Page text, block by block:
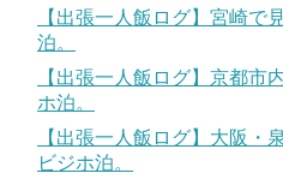
【出張一人飯ログ】宮崎で
泊。
【出張一人飯ログ】京都市
ホ泊。
【出張一人飯ログ】大阪・
ビジホ泊。